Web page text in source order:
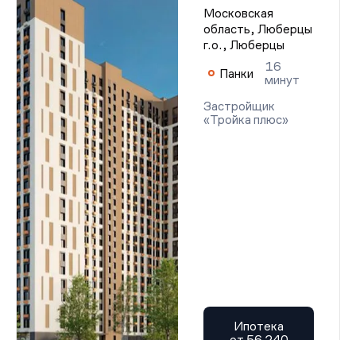
Московская
область, Люберцы
г.о., Люберцы
Панки
16
минут
Застройщик
«Тройка плюс»
Ипотека